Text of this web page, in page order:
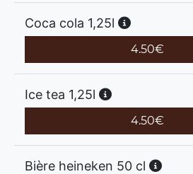
Coca cola 1,25l
4.50€
Ice tea 1,25l
4.50€
Bière heineken 50 cl